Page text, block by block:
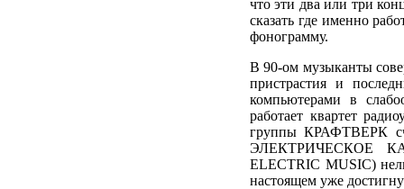
что эти два или три
сказать где именно
фонограмму.
В 90-ом музыканты
пристрастия и
компьютерами в
работает квартет
группы КРАФТВЕРК
ЭЛЕКТРИЧЕСКОЕ
ELECTRIC MUSIC)
настоящем уже